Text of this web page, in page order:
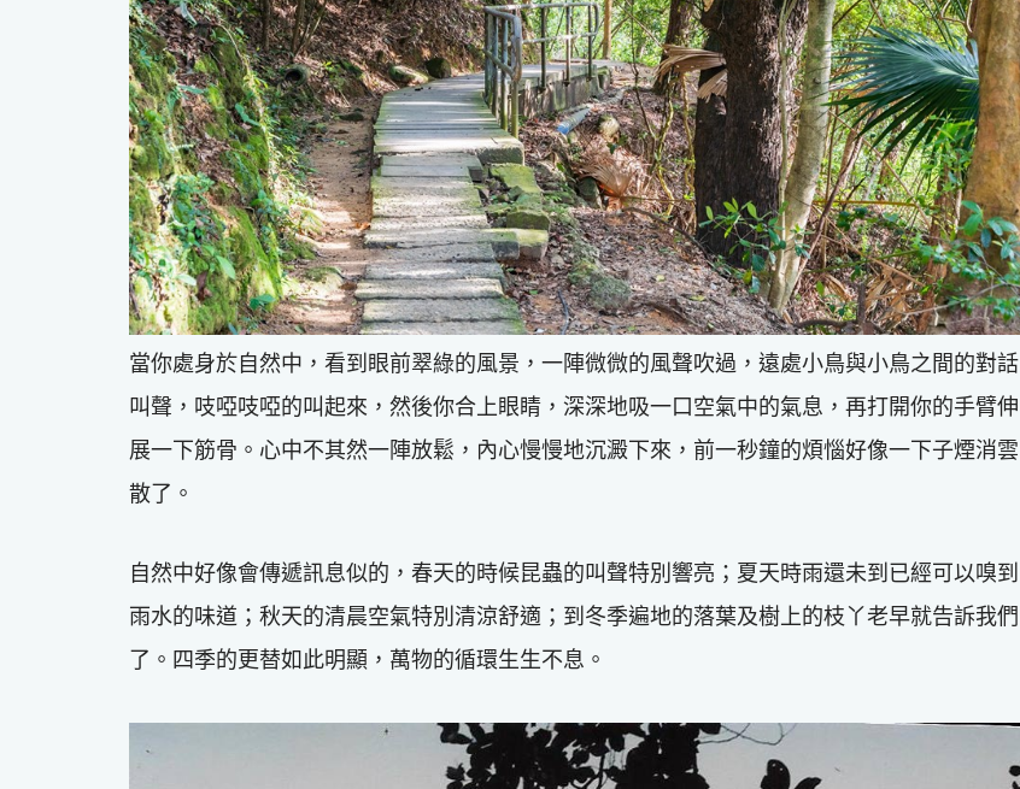
當你處身於自然中，看到眼前翠綠的風景，一陣微微的風聲吹過，遠處小鳥與小鳥之間的對話
叫聲，吱啞吱啞的叫起來，然後你合上眼睛，深深地吸一口空氣中的氣息，再打開你的手臂伸
展一下筋骨。心中不其然一陣放鬆，內心慢慢地沉澱下來，前一秒鐘的煩惱好像一下子煙消雲
散了。
自然中好像會傳遞訊息似的，春天的時候昆蟲的叫聲特別響亮；夏天時雨還未到已經可以嗅到
雨水的味道；秋天的清晨空氣特別清涼舒適；到冬季遍地的落葉及樹上的枝丫老早就告訴我們
了。四季的更替如此明顯，萬物的循環生生不息。